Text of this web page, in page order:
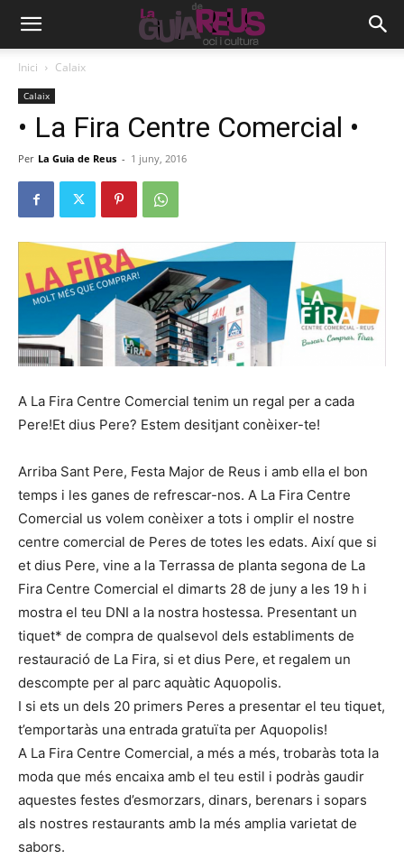
Inici Calaix
Calaix
• La Fira Centre Comercial •
Per La Guia de Reus - 1 juny, 2016
A La Fira Centre Comercial tenim un regal per a cada
Pere!Et dius Pere? Estem desitjant conèixer-te!
Arriba Sant Pere, Festa Major de Reus i amb ella el bon
temps i les ganes de refrescar-nos. A La Fira Centre
Comercial us volem conèixer a tots i omplir el nostre
centre comercial de Peres de totes les edats. Així que si
et dius Pere, vine a la Terrassa de planta segona de La
Fira Centre Comercial el dimarts 28 de juny a les 19 h i
mostra el teu DNI a la nostra hostessa. Presentant un
tiquet* de compra de qualsevol dels establiments de
restauració de La Fira, si et dius Pere, et regalem un
descompte per al parc aquàtic Aquopolis.
I si ets un dels 20 primers Peres a presentar el teu tiquet,
t’emportaràs una entrada gratuïta per Aquopolis!
A La Fira Centre Comercial, a més a més, trobaràs tota la
moda que més encaixa amb el teu estil i podràs gaudir
aquestes festes d’esmorzars, dinars, berenars i sopars
als nostres restaurants amb la més amplia varietat de
sabors.